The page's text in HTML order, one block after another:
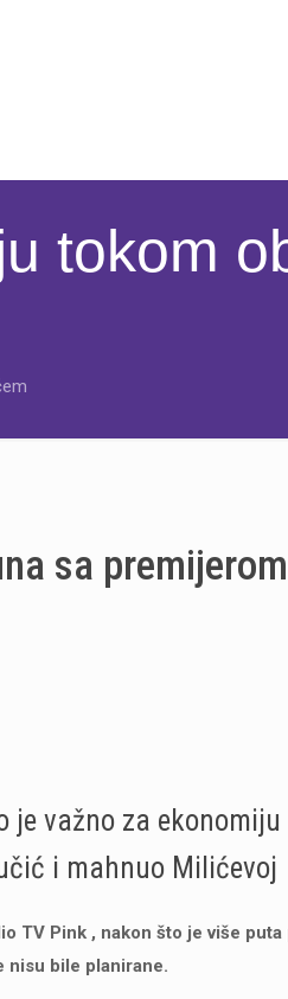
tokom
sa premijerom
je važno za ekonomiju
i mahnuo Milićevoj
TV Pink , nakon što je više
nisu bile planirane.